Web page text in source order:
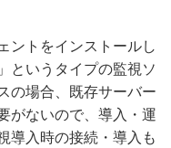
ントをインストールし
というタイプの監視ソ
の場合、既存サーバー
がないので、導入・運
導入時の接続・導入も